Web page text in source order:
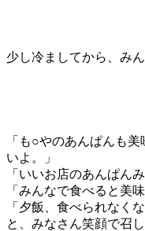
少し冷ましてから、み
「も○やのあんぱんも
いよ。」
「いいお店のあんぱんみ
「みんなで食べると美
「夕飯、食べられなく
と、みなさん笑顔で召